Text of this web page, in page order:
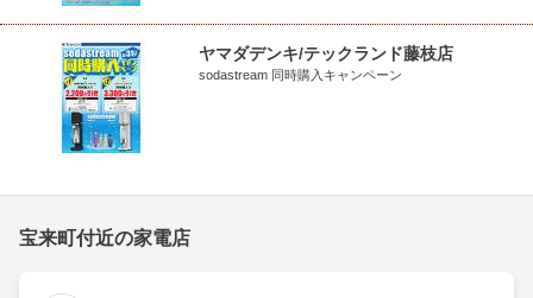
ヤマダデンキ/テックランド藤枝店
sodastream 同時購入キャンペーン
宝来町付近の家電店